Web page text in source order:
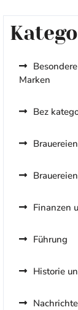
Marken
Bez
Finanzen
Führung
Historie